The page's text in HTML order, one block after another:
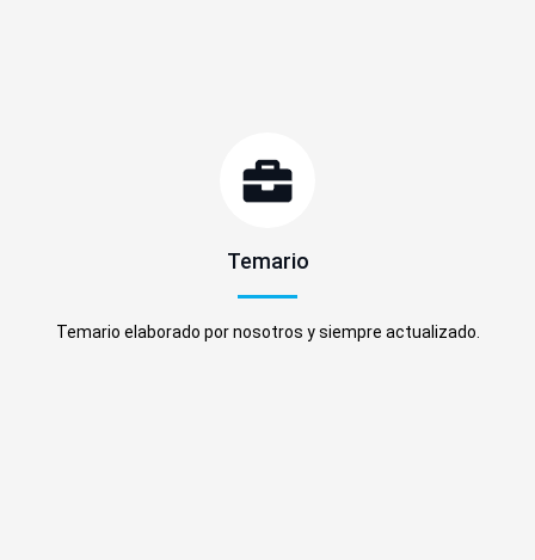
Temario
Temario elaborado por nosotros y siempre actualizado.